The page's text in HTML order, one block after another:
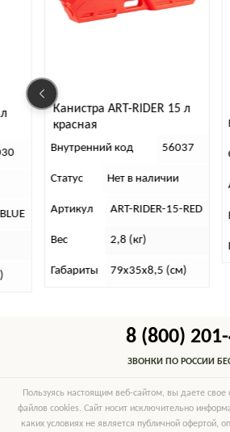
Канистра ART-RIDER 15 л
красная
Внутренний код 56037
Статус Нет в наличии
Артикул ART-RIDER-15-RED
Вес 2,8 (кг)
Габариты 79х35х8,5 (см)
8 (800)
ЗВОНКИ ПО РОССИИ
Пользуясь настоящим веб-сайтом, вы даете свое
файлов cookies. Сайт носит исключительно
каких условиях не является публичной офертой,